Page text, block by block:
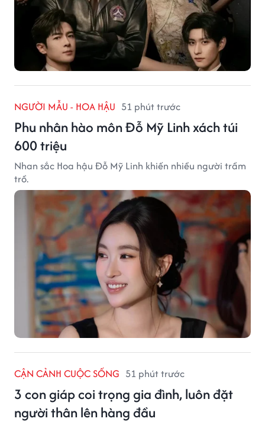
NGƯỜI MẪU - HOA HẬU 51 phút trước
Phu nhân hào môn Đỗ Mỹ Linh xách túi
600 triệu
Nhan sắc Hoa hậu Đỗ Mỹ Linh khiến nhiều người trầm
trồ.
CẬN CẢNH CUỘC SỐNG 51 phút trước
3 con giáp coi trọng gia đình, luôn đặt
người thân lên hàng đầu